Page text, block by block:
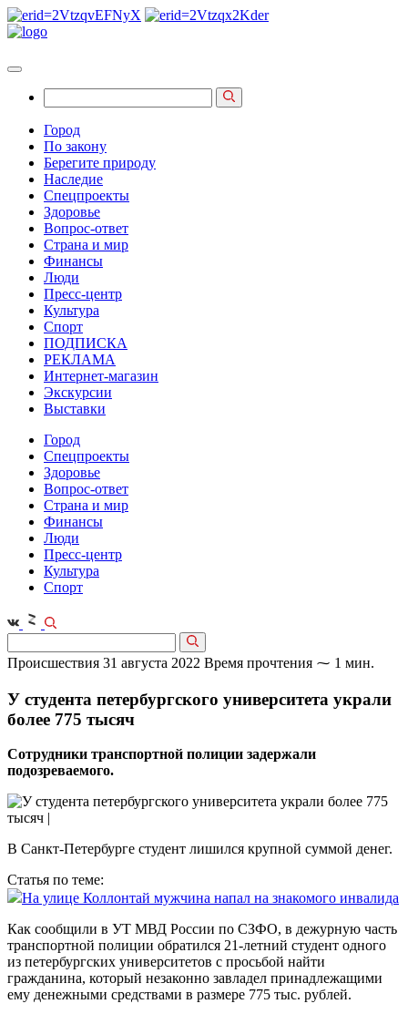
Город
По закону
Берегите природу
Наследие
Спецпроекты
Здоровье
Вопрос-ответ
Страна и мир
Финансы
Люди
Пресс-центр
Культура
Спорт
ПОДПИСКА
РЕКЛАМА
Интернет-магазин
Экскурсии
Выставки
Город
Спецпроекты
Здоровье
Вопрос-ответ
Страна и мир
Финансы
Люди
Пресс-центр
Культура
Спорт
Происшествия 31 августа 2022 Время прочтения ⁓ 1 мин.
У студента петербургского университета украли
более 775 тысяч
Сотрудники транспортной полиции задержали
подозреваемого.
В Санкт-Петербурге студент лишился крупной суммой денег.
Статья по теме:
На улице Коллонтай мужчина напал на знакомого инвалида
Как сообщили в УТ МВД России по СЗФО, в дежурную часть
транспортной полиции обратился 21-летний студент одного
из петербургских университетов с просьбой найти
гражданина, который незаконно завладел принадлежащими
ему денежными средствами в размере 775 тыс. рублей.